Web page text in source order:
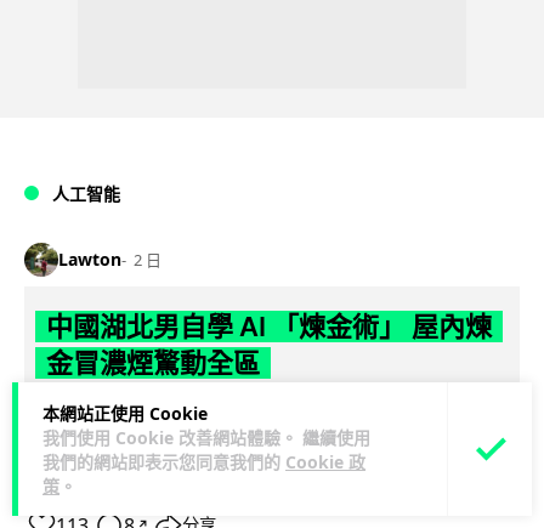
本網站正使用 Cookie
我們使用 Cookie 改善網站體驗。 繼續使用
我們的網站即表示您同意我們的 Cookie 政
策 。
人工智能
Lawton 2 日
中國湖北男自學 AI 「煉金術」 屋內煉
金冒濃煙驚動全區
中國湖北黃石一名男子見金價高企，利用 AI 自學提煉黃金，在
租住單位私設高壓爐及作坊冶煉，過程產生大量刺鼻濃煙，驚
動鄰居報警。警方到場揭發整...
閱讀全文